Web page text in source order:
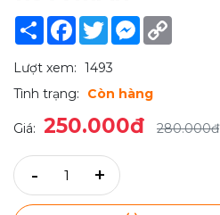
Share Facebook
TwitterMessenger
Lượt xem: 1493
Tình trạng:
Còn hàng
Giá: 250.000đ 280.000đ
- +